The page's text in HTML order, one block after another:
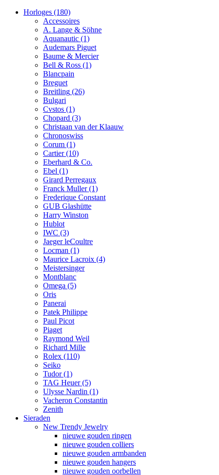
Horloges (180)
Accessoires
A. Lange & Söhne
Aquanautic (1)
Audemars Piguet
Baume & Mercier
Bell & Ross (1)
Blancpain
Breguet
Breitling (26)
Bulgari
Cvstos (1)
Chopard (3)
Christaan van der Klaauw
Chronoswiss
Corum (1)
Cartier(10)
Eberhard & Co.
Ebel (1)
Girard Perregaux
Franck Muller(1)
Frederique Constant
GUB Glashütte
Harry Winston
Hublot
IWC (3)
Jaeger leCoultre
Locman (1)
Maurice Lacroix (4)
Meistersinger
Montblanc
Omega (5)
Oris
Panerai
Patek Philippe
Paul Picot
Piaget
Raymond Weil
Richard Mille
Rolex (110)
Seiko
Tudor(1)
TAG Heuer(5)
Ulysse Nardin (1)
Vacheron Constantin
Zenith
Sieraden
New Trendy Jewelry
nieuwe gouden ringen
nieuwe gouden colliers
nieuwe gouden armbanden
nieuwe gouden hangers
nieuwe gouden oorbellen